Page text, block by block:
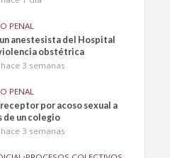
PENAL
anestesista del Hospital
obstétrica
3 semanas
PENAL
por acoso sexual a
de un colegio
3 semanas